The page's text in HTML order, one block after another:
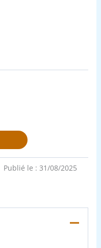
Publié le : 31/08/2025